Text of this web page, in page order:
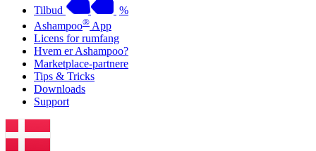
Tilbud
%
Ashampoo® App
Licens for rumfang
Hvem er Ashampoo?
Marketplace-partnere
Tips & Tricks
Downloads
Support